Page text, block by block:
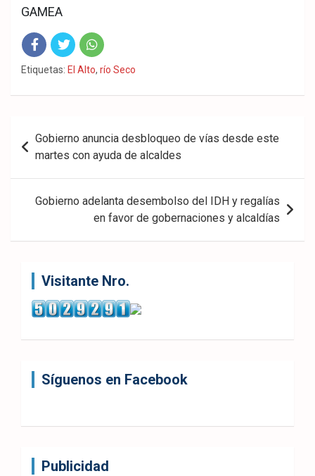
GAMEA
Fac
eb
Twit
ter
Wha
tsA
Etiquetas: El Alto, río Seco
Navegación
de
entradas
Gobierno anuncia desbloqueo de vías desde este
martes con ayuda de alcaldes
Gobierno adelanta desembolso del IDH y regalías
en favor de gobernaciones y alcaldías
Visitante Nro.
Síguenos en Facebook
Publicidad